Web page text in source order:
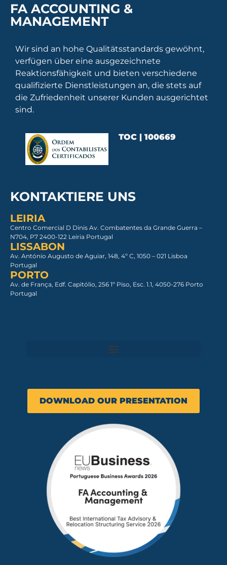
FA ACCOUNTING &
MANAGEMENT
Wir sind an hohe Qualitätsstandards gewöhnt,
verfügen über eine ausgezeichnete
Reaktionsfähigkeit und bieten verschiedene
qualifizierte Dienstleistungen an, die stets auf
die Zufriedenheit unserer Kunden ausgerichtet
sind.
TOC | 100669
KONTAKTIERE UNS
LEIRIA
Centro Comercial D Dinis Av. Combatentes da Grande Guerra –
N704, P7 2400-122 Leiria Portugal
LISSABON
Av. António Augusto de Aguiar, 148, 4º C, 1050 – 021 Lisboa​
Portugal
PORTO
Av. de França, Edf. Capitólio, 256 1º Piso, Esc. 1.1, 4050-276 Porto
Portugal
DOWNLOAD OUR PRESENTATION